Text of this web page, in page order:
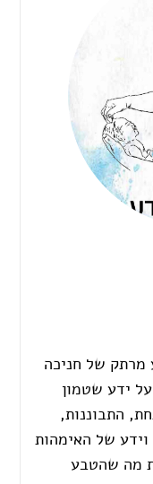
מרתק של חניכה
ידע שטמון
התבוננות,
של האימהות
מה שהטבע